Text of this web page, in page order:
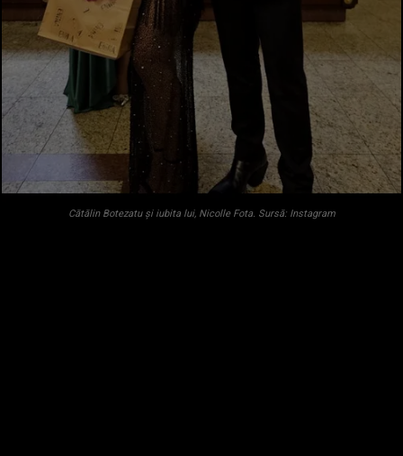
Cătălin Botezatu și iubita lui, Nicolle Fota. Sursă: Instagram